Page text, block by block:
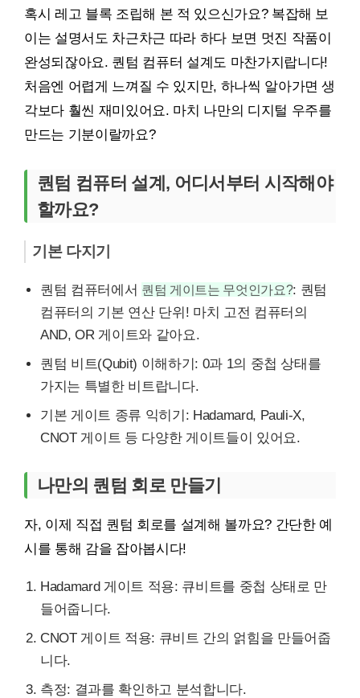
혹시 레고 블록 조립해 본 적 있으신가요? 복잡해 보
이는 설명서도 차근차근 따라 하다 보면 멋진 작품이
완성되잖아요. 퀀텀 컴퓨터 설계도 마찬가지랍니다!
처음엔 어렵게 느껴질 수 있지만, 하나씩 알아가면 생
각보다 훨씬 재미있어요. 마치 나만의 디지털 우주를
만드는 기분이랄까요?
퀀텀 컴퓨터 설계, 어디서부터 시작해야
할까요?
기본 다지기
퀀텀 컴퓨터에서 퀀텀 게이트는 무엇인가요?: 퀀텀
컴퓨터의 기본 연산 단위! 마치 고전 컴퓨터의
AND, OR 게이트와 같아요.
퀀텀 비트(Qubit) 이해하기: 0과 1의 중첩 상태를
가지는 특별한 비트랍니다.
기본 게이트 종류 익히기: Hadamard, Pauli-X,
CNOT 게이트 등 다양한 게이트들이 있어요.
나만의 퀀텀 회로 만들기
자, 이제 직접 퀀텀 회로를 설계해 볼까요? 간단한 예
시를 통해 감을 잡아봅시다!
Hadamard 게이트 적용: 큐비트를 중첩 상태로 만
들어줍니다.
CNOT 게이트 적용: 큐비트 간의 얽힘을 만들어줍
니다.
측정: 결과를 확인하고 분석합니다.